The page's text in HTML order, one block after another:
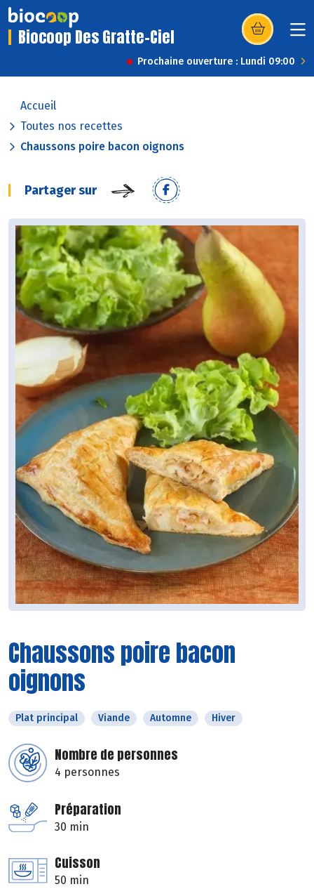
Biocoop Des Gratte-Ciel (s’ouvre dans
Prochaine ouverture : Lundi 09:00
Accueil
Toutes nos recettes
Chaussons poire bacon oignons
Partager sur
Chaussons poire bacon
oignons
Plat principal Viande Automne Hiver
Nombre de personnes
4 personnes
Préparation
30 min
Cuisson
50 min